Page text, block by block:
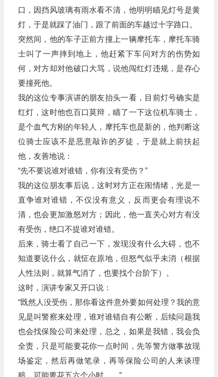
口，因挡风玻璃有雨水看不清，他明明瞄见灯号是黄
灯，于是就踩了油门，跟了前面的车越过十字路口。
突然间，他的车子正前方撞上一辆摩托车，摩托车骑
士叫了一声摔到地上，他赶紧下车问对方的伤势如
何，对方却对他破口大骂，说他闯红灯违规，是存心
要撞死他。
我的这位专事演讲的朋友抬头一看，目前灯号确实是
红灯，这时他也百口莫辩，瞄了一下这位机车骑士，
是个血气方刚的年轻人，摩托车也是新的，他判断这
位骑士应该不是恶意敲诈的歹徒，于是就上前扶起
他，友善地说：
“先不要说谁对谁错，你有没有受伤？”
我的这位朋友事后说，这时对方正在闹情绪，光是一
直争谁对谁错，不仅没有意义，反而更会有理说不
清，也会更加激怒对方；因此，他一直关心对方有没
有受伤，绝口不提谁对谁错。
后来，骑士看了自己一下，发现没有什么大碍，也不
知道要说什么，就怔在原地，但怒气似乎未消（根据
人性法则，就算气消了，也要找个台阶下）。
这时，演讲专家又开口说：
“既然人没受伤，那你看这件意外要如何处理？我的意
见是叫警察来处理，谁对谁错自有公断，后续问题我
也会找保险公司来处理，总之，如果是我错，我会负
全责，只是可能要花你一点时间，先等警方做事故现
场鉴定，然后再做笔录，再等保险公司的人来谈理
赔，可能要花五六个小时……”